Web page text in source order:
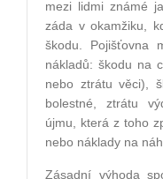
mezi lidmi známé
záda v okamžiku,
škodu. Pojišťovna
nákladů: škodu na
nebo ztrátu věci),
bolestné, ztrátu
újmu, která z toho
nebo náklady na
Zásadní výhoda